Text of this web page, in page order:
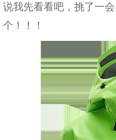
说我先看看吧，挑了一
个！！！